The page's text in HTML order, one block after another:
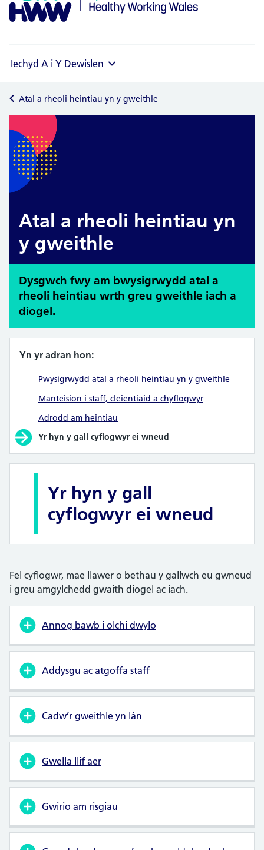
Iechyd A i Y Dewislen
Atal a rheoli heintiau yn y gweithle
Atal a rheoli heintiau yn
y gweithle
Dysgwch fwy am bwysigrwydd atal a
rheoli heintiau wrth greu gweithle iach a
diogel.
Yn yr adran hon:
Pwysigrwydd atal a rheoli heintiau yn y gweithle
Manteision i staff, cleientiaid a chyflogwyr
Adrodd am heintiau
Yr hyn y gall cyflogwyr ei wneud
Yr hyn y gall
cyflogwyr ei wneud
Fel cyflogwr, mae llawer o bethau y gallwch eu gwneud
i greu amgylchedd gwaith diogel ac iach.
Annog bawb i olchi dwylo
Addysgu ac atgoffa staff
Cadw’r gweithle yn lân
Gwella llif aer
Gwirio am risgiau